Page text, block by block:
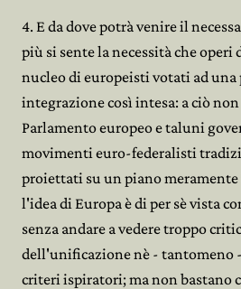
4. E da dove potrà venire il
più si sente la necessità che operi
nucleo di europeisti votati ad
integrazione così intesa: a ciò
Parlamento europeo e taluni
movimenti euro-federalisti
proiettati su un piano
l'idea di Europa è di per sè vista
senza andare a vedere troppo
dell'unificazione nè - tantomeno
criteri ispiratori; ma non bastano